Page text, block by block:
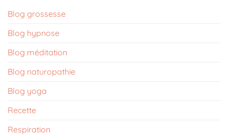
Blog grossesse
Blog hypnose​
Blog méditation
Blog naturopathie
Blog yoga
Recette
Respiration